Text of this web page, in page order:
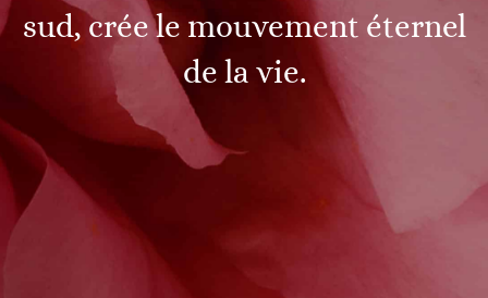
sud, crée le mouvement éternel
de la vie.